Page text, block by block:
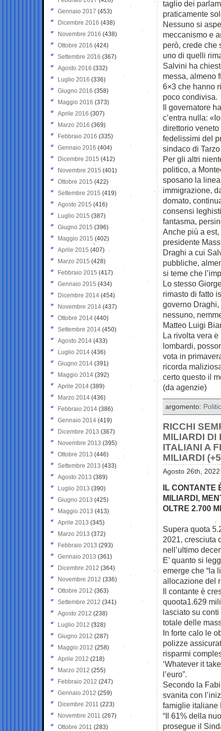
taglio dei
praticamente
Nessuno si
meccanismo e
però, crede che
uno di quelli
Salvini ha
messa, almeno
6×3 che hanno
poco condivisa.
Il governatore
c’entra nulla:
direttorio
fedelissimi del
sindaco di
Per gli altri
politico, a
sposano la
immigrazione,
domato,
consensi
fantasma,
Anche più a
presidente
Draghi a cui
pubbliche,
si teme che
Lo stesso
rimasto di fatto
governo
nessuno,
Matteo Luigi
La rivolta vera
lombardi,
vota in
ricorda
certo questo il
(da agenzie)
argomento:
RICCHI
MILIARDI DI
ITALIANI A
MILIARDI
Agosto 26th,
IL CONTANTE
MILIARDI,
OLTRE 2.700
Supera quota
2021, cresciuta
nell’ultimo
E’ quanto si
emerge che “la
allocazione del
Il contante è
quoota1.629
lasciato su
totale delle
In forte calo le
polizze
risparmi
‘Whatever it
l’euro”.
Secondo la
svanita con
famiglie italiane
“Il 61% della
prosegue il
Gennaio 2017 (453)
Dicembre 2016 (438)
Novembre 2016 (438)
Ottobre 2016 (424)
Settembre 2016 (367)
Agosto 2016 (332)
Luglio 2016 (336)
Giugno 2016 (358)
Maggio 2016 (373)
Aprile 2016 (307)
Marzo 2016 (369)
Febbraio 2016 (335)
Gennaio 2016 (404)
Dicembre 2015 (412)
Novembre 2015 (401)
Ottobre 2015 (422)
Settembre 2015 (419)
Agosto 2015 (416)
Luglio 2015 (387)
Giugno 2015 (396)
Maggio 2015 (402)
Aprile 2015 (407)
Marzo 2015 (428)
Febbraio 2015 (417)
Gennaio 2015 (434)
Dicembre 2014 (454)
Novembre 2014 (437)
Ottobre 2014 (440)
Settembre 2014 (450)
Agosto 2014 (433)
Luglio 2014 (436)
Giugno 2014 (391)
Maggio 2014 (392)
Aprile 2014 (389)
Marzo 2014 (436)
Febbraio 2014 (386)
Gennaio 2014 (419)
Dicembre 2013 (367)
Novembre 2013 (395)
Ottobre 2013 (446)
Settembre 2013 (433)
Agosto 2013 (389)
Luglio 2013 (390)
Giugno 2013 (425)
Maggio 2013 (413)
Aprile 2013 (345)
Marzo 2013 (372)
Febbraio 2013 (293)
Gennaio 2013 (361)
Dicembre 2012 (364)
Novembre 2012 (336)
Ottobre 2012 (363)
Settembre 2012 (341)
Agosto 2012 (238)
Luglio 2012 (328)
Giugno 2012 (287)
Maggio 2012 (258)
Aprile 2012 (218)
Marzo 2012 (255)
Febbraio 2012 (247)
Gennaio 2012 (259)
Dicembre 2011 (223)
Novembre 2011 (267)
Ottobre 2011 (283)